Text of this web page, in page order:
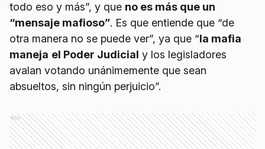
todo eso y más”, y que no es más que un
“mensaje mafioso”. Es que entiende que “de
otra manera no se puede ver”, ya que “la mafia
maneja el Poder Judicial y los legisladores
avalan votando unánimemente que sean
absueltos, sin ningún perjuicio”.
Ads